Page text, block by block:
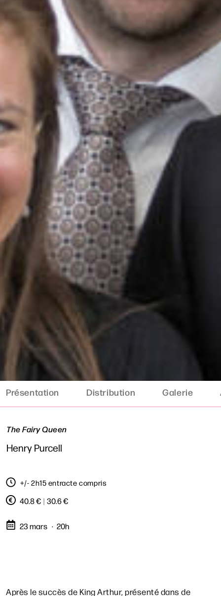
Présentation Distribution Galerie
The Fairy Queen
Henry Purcell
+/- 2h15 entracte compris
40.8 € | 30.6 €
23 mars 20h
Après le succès de King Arthur, présenté dans de
Rechercher